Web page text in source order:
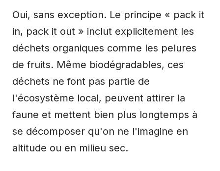
Oui, sans exception. Le principe « pack it
in, pack it out » inclut explicitement les
déchets organiques comme les pelures
de fruits. Même biodégradables, ces
déchets ne font pas partie de
l'écosystème local, peuvent attirer la
faune et mettent bien plus longtemps à
se décomposer qu'on ne l'imagine en
altitude ou en milieu sec.